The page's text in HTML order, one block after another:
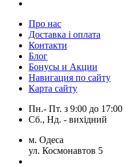
Про нас
Доставка і оплата
Контакти
Блог
Бонусы и Акции
Навигация по сайту
Карта сайту
Пн.- Пт. з 9:00 до 17:00
Сб., Нд. - вихідний
м. Одеса
ул. Космонавтов 5